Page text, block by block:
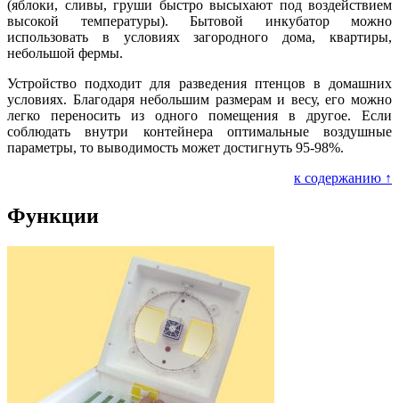
(яблоки, сливы, груши быстро высыхают под воздействием
высокой температуры). Бытовой инкубатор можно
использовать в условиях загородного дома, квартиры,
небольшой фермы.
Устройство подходит для разведения птенцов в домашних
условиях. Благодаря небольшим размерам и весу, его можно
легко переносить из одного помещения в другое. Если
соблюдать внутри контейнера оптимальные воздушные
параметры, то выводимость может достигнуть 95-98%.
к содержанию ↑
Функции